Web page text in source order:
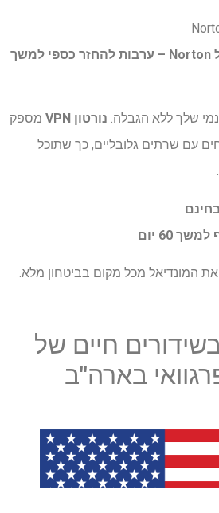
עסקת MEGA VPN של Norton – ערבות להחזר כספי למשך
שלך ללא הגבלה. נורטון VPN
מספק
עם שרתים גלובליים, כך שתוכל
60 יום
את המונדיאל מכל מקום בביטחון מלא.
חיים של
בארה"ב